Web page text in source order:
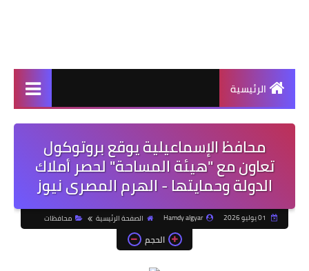
الرئيسية
محافظ الإسماعيلية يوقع بروتوكول
تعاون مع "هيئة المساحة" لحصر أملاك
الدولة وحمايتها - الهرم المصرى نيوز
Hamdy algyar الصفحة الرئيسية محافظات
الحجم